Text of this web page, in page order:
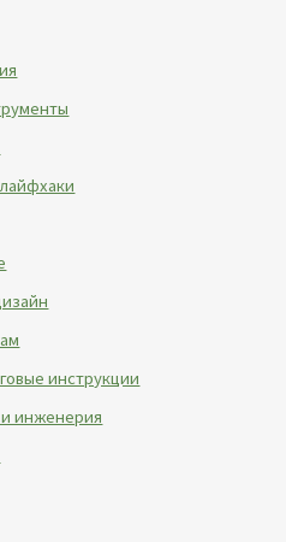
инструкции
инженерия